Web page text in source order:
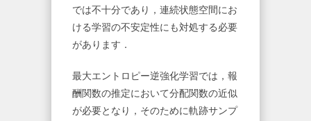
では不十分であり，連続状態空間にお
ける学習の不安定性にも対処する必要
があります．
最大エントロピー逆強化学習では，報
酬関数の推定において分配関数の近似
が必要となり，そのために軌跡サンプ